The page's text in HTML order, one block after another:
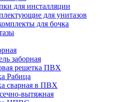
для инсталляции
для унитазов
для бочка
заборная
решетка ПВХ
Рабица
сварная в ПВХ
вытяжная